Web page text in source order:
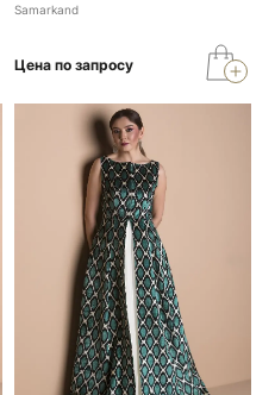
Samarkand
Цена по запросу